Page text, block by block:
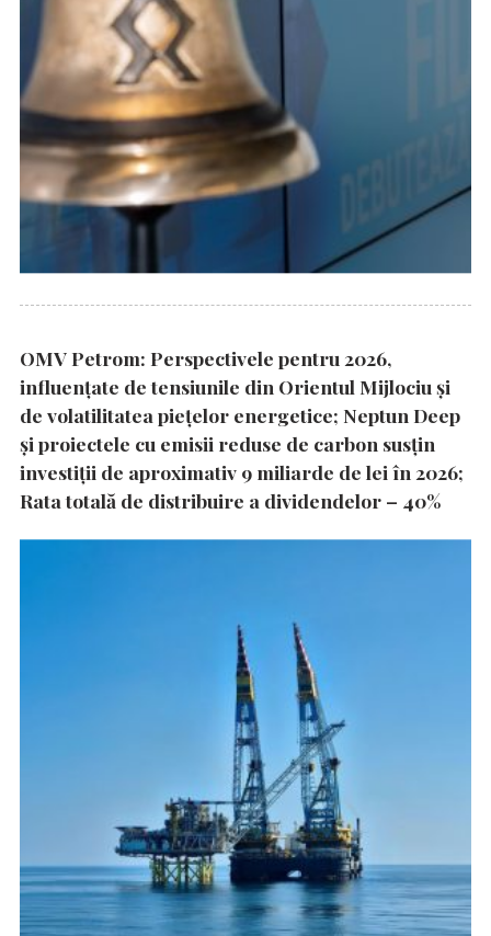
OMV Petrom: Perspectivele pentru 2026,
influențate de tensiunile din Orientul Mijlociu și
de volatilitatea piețelor energetice; Neptun Deep
și proiectele cu emisii reduse de carbon susțin
investiții de aproximativ 9 miliarde de lei în 2026;
Rata totală de distribuire a dividendelor – 40%